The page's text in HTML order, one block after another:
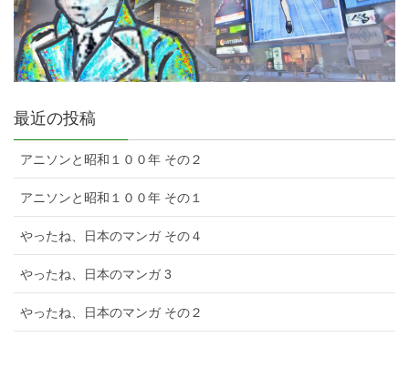
最近の投稿
アニソンと昭和１００年 その２
アニソンと昭和１００年 その１
やったね、日本のマンガ その４
やったね、日本のマンガ 3
やったね、日本のマンガ その２